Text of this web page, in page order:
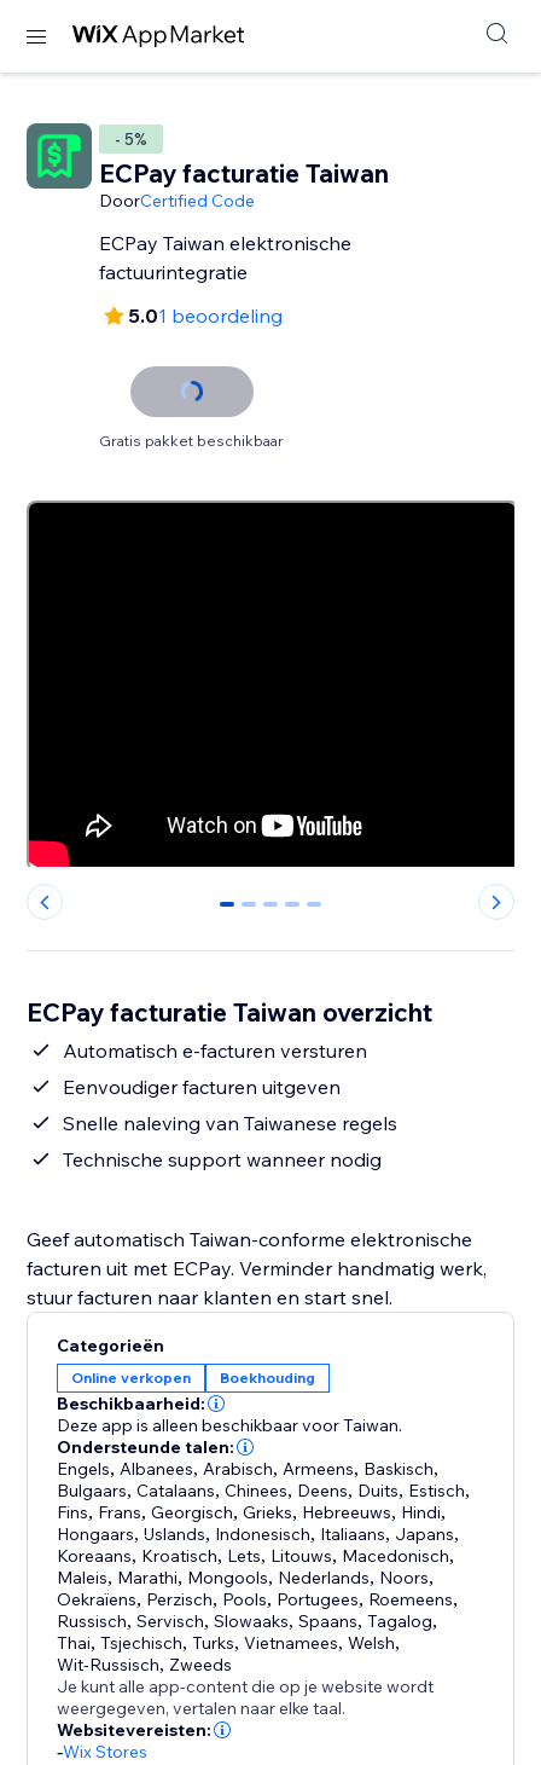
- 5%
ECPay facturatie Taiwan
DoorCertified Code
ECPay Taiwan elektronische
factuurintegratie
5.01 beoordeling
Gratis pakket beschikbaar
0 1 2 3 4
ECPay facturatie Taiwan overzicht
Automatisch e-facturen versturen
Eenvoudiger facturen uitgeven
Snelle naleving van Taiwanese regels
Technische support wanneer nodig
Geef automatisch Taiwan-conforme elektronische
facturen uit met ECPay. Verminder handmatig werk,
stuur facturen naar klanten en start snel.
Categorieën
Online verkopen Boekhouding
Beschikbaarheid:
Deze app is alleen beschikbaar voor Taiwan.
Ondersteunde talen:
Engels, Albanees, Arabisch, Armeens, Baskisch,
Bulgaars,Catalaans,Chinees, Deens, Duits, Estisch,
Fins, Frans,Georgisch,Grieks, Hebreeuws, Hindi,
Hongaars,IJslands, Indonesisch, Italiaans, Japans,
Koreaans, Kroatisch, Lets, Litouws, Macedonisch,
Maleis, Marathi, Mongools, Nederlands, Noors,
Oekraïens, Perzisch, Pools, Portugees, Roemeens,
Russisch,Servisch,Slowaaks,Spaans,Tagalog,
Thai,Tsjechisch,Turks,Vietnamees,Welsh,
Wit-Russisch, Zweeds
Je kunt alle app-content die op je website wordt
weergegeven, vertalen naar elke taal.
Websitevereisten:
-Wix Stores